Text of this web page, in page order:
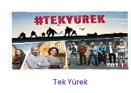
Tek Yürek